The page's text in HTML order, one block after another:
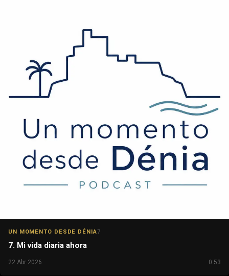
UN MOMENTO DESDE DÉNIA7
7. Mi vida diaria ahora
22 Abr 2026 0:53